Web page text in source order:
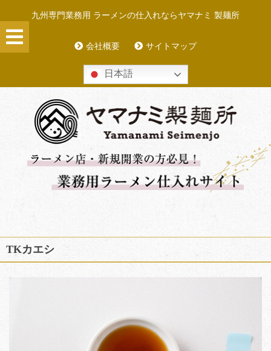
to
content
九州専門業務用 ラーメンの仕入れならヤマナミ 製麺所
会社概要 サイトマップ
日本語
TKカエシ